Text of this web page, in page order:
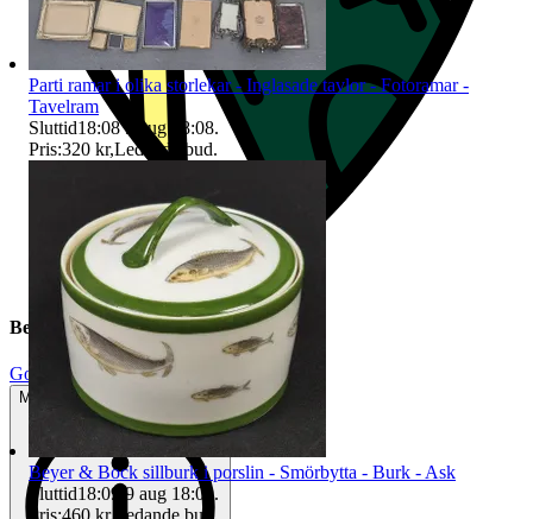
Beskrivning
Gott använt skick
Mindre tecken på användning
Parti ramar i olika storlekar - Inglasade tavlor - Fotoramar -
Tavelram
Sluttid18:08 9 aug 18:08.
Pris:320 kr,Ledande bud.
Beyer & Bock sillburk i porslin - Smörbytta - Burk - Ask
Sluttid18:09 9 aug 18:09.
Pris:460 kr, Ledande bud .